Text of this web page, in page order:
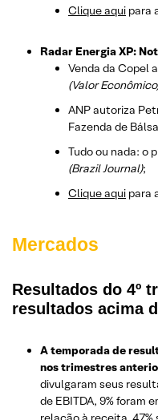
Clique aqui para
Radar Energia XP:
Venda da Copel
(Valor
ANP autoriza
Fazenda de
Tudo ou nada: o
(Brazil Journal);
Clique aqui para
Mercados
Resultados do 4º
resultados acima
A temporada de
nos trimestres
divulgaram seus
de EBITDA, 9% foram